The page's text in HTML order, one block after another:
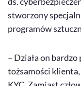
stworzony
programów
– Działa on
tożsamości